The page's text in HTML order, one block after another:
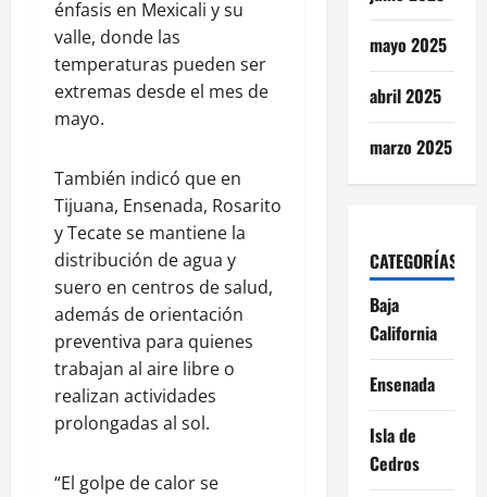
énfasis en Mexicali y su
valle, donde las
temperaturas pueden ser
extremas desde el mes de
mayo.
También indicó que en
Tijuana, Ensenada, Rosarito
y Tecate se mantiene la
distribución de agua y
suero en centros de salud,
además de orientación
preventiva para quienes
trabajan al aire libre o
realizan actividades
prolongadas al sol.
“El golpe de calor se
mayo 2025
abril 2025
marzo 2025
CATEGORÍAS
Baja
California
Ensenada
Isla de
Cedros